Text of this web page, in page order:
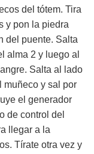
del tótem. Tira
y pon la piedra
del puente. Salta
alma 2 y luego al
Salta al lado
muñeco y sal por
el generador
de control del
llegar a la
Tírate otra vez y